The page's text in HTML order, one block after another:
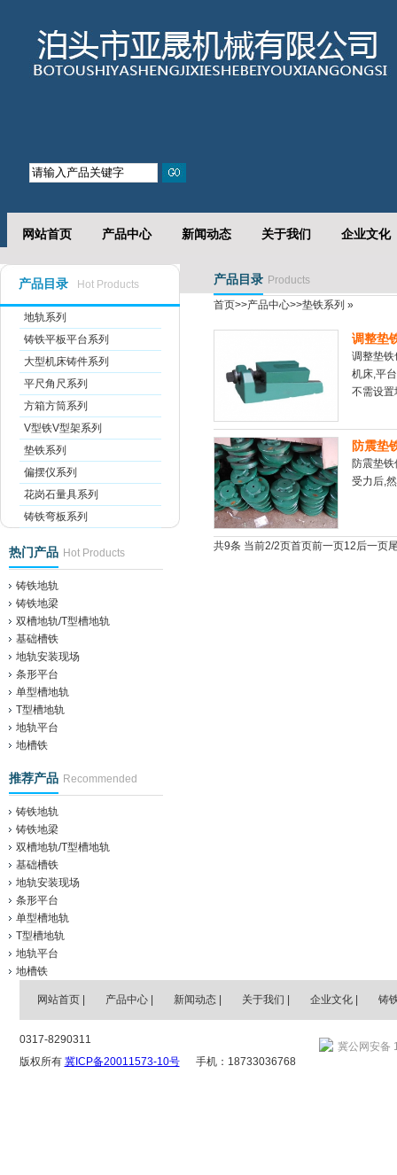
网站首页 产品中心 新闻动态 关于我们 企业文化
产品目录 Hot Products
地轨系列
铸铁平板平台系列
大型机床铸件系列
平尺角尺系列
方箱方筒系列
V型铁V型架系列
垫铁系列
偏摆仪系列
花岗石量具系列
铸铁弯板系列
热门产品 Hot Products
铸铁地轨
铸铁地梁
双槽地轨/T型槽地轨
基础槽铁
地轨安装现场
条形平台
单型槽地轨
T型槽地轨
地轨平台
地槽铁
推荐产品 Recommended
铸铁地轨
铸铁地梁
双槽地轨/T型槽地轨
基础槽铁
地轨安装现场
条形平台
单型槽地轨
T型槽地轨
地轨平台
地槽铁
产品目录 Products
首页>>产品中心>>垫铁系列 »
调整垫
调整垫铁
机床,平
不需设置
防震垫
防震垫
受力后,
共9条 当前2/2页首页前一页12后一页
网站首页| 产品中心| 新闻动态| 关于我们 企业文化| 铸
冀公网安备
0317-8290311
版权所有 冀ICP备20011573-10号手机：18733036768